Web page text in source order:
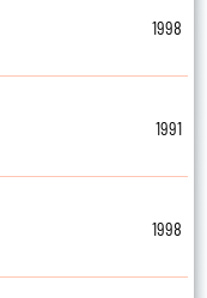
1998
1991
1998